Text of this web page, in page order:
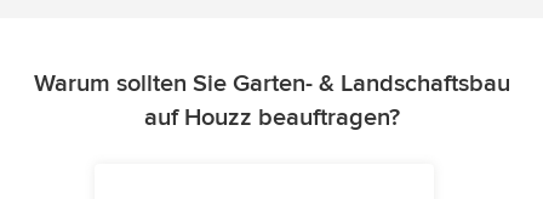
Warum sollten Sie Garten- & Landschaftsbau
auf Houzz beauftragen?